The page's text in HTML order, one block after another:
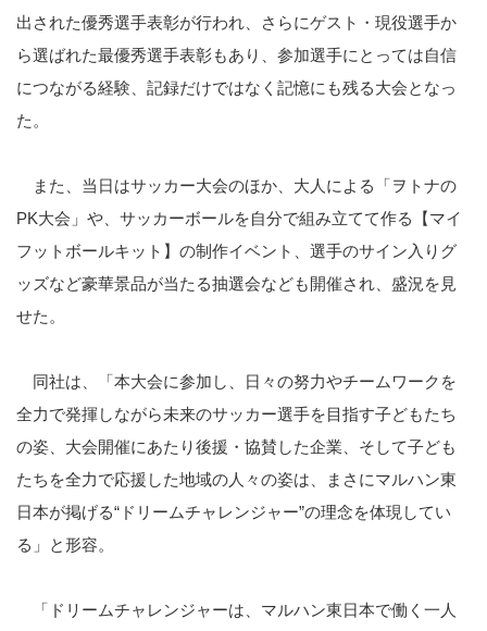
出された優秀選手表彰が行われ、さらにゲスト・現役選手か
ら選ばれた最優秀選手表彰もあり、参加選手にとっては自信
につながる経験、記録だけではなく記憶にも残る大会となっ
た。
また、当日はサッカー大会のほか、大人による「ヲトナの
PK大会」や、サッカーボールを自分で組み立てて作る【マイ
フットボールキット】の制作イベント、選手のサイン入りグ
ッズなど豪華景品が当たる抽選会なども開催され、盛況を見
せた。
同社は、「本大会に参加し、日々の努力やチームワークを
全力で発揮しながら未来のサッカー選手を目指す子どもたち
の姿、大会開催にあたり後援・協賛した企業、そして子ども
たちを全力で応援した地域の人々の姿は、まさにマルハン東
日本が掲げる“ ドリームチャレンジャー”の理念を体現してい
る」と形容。
「ドリームチャレンジャーは、マルハン東日本で働く一人